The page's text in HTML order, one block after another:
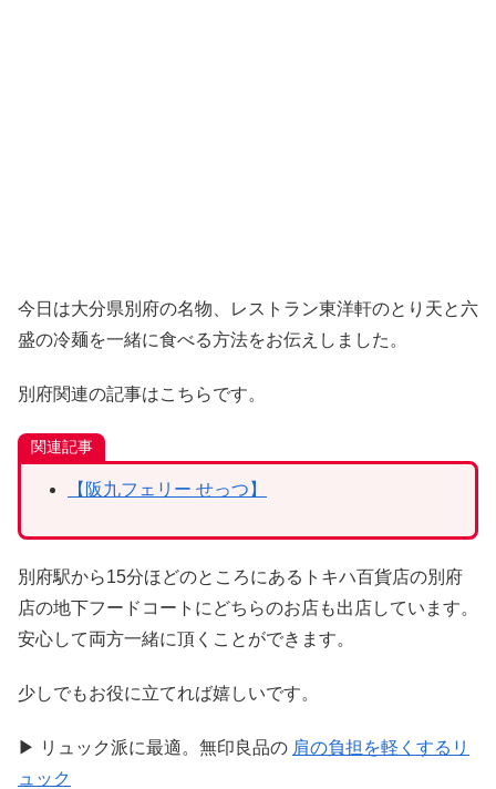
今日は大分県別府の名物、レストラン東洋軒のとり天と六
盛の冷麺を一緒に食べる方法をお伝えしました。
別府関連の記事はこちらです。
関連記事
【阪九フェリー せっつ】
別府駅から15分ほどのところにあるトキハ百貨店の別府
店の地下フードコートにどちらのお店も出店しています。
安心して両方一緒に頂くことができます。
少しでもお役に立てれば嬉しいです。
▶ リュック派に最適。無印良品の 肩の負担を軽くするリ
ュック